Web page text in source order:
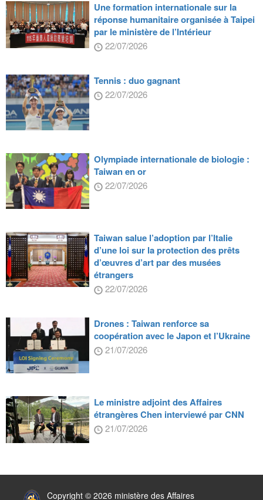
Une formation internationale sur la
réponse humanitaire organisée à Taipei
par le ministère de l’Intérieur
22/07/2026
Tennis : duo gagnant
22/07/2026
Olympiade internationale de biologie :
Taiwan en or
22/07/2026
Taiwan salue l’adoption par l’Italie
d’une loi sur la protection des prêts
d’œuvres d’art par des musées
étrangers
22/07/2026
Drones : Taiwan renforce sa
coopération avec le Japon et l’Ukraine
21/07/2026
Le ministre adjoint des Affaires
étrangères Chen interviewé par CNN
21/07/2026
Copyright © 2026 ministère des Affaires